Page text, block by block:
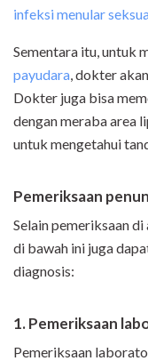
infeksi menular
Sementara itu, untuk
payudara , dokter
Dokter juga bisa
dengan meraba area
untuk mengetahui
Pemeriksaan
Selain pemeriksaan
di bawah ini juga
diagnosis:
1. Pemeriksaan
Pemeriksaan